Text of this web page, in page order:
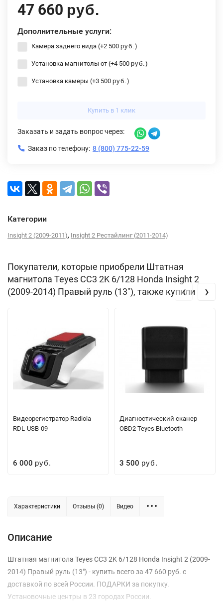
47 660 руб.
Дополнительные услуги:
Камера заднего вида (+2 500 руб. )
Установка магнитолы от (+4 500 руб. )
Установка камеры (+3 500 руб. )
Купить в 1 клик
Заказать и задать вопрос через:
Заказ по телефону: 8 (800) 775-22-59
Категории
Insight 2 (2009-2011), Insight 2 Рестайлинг (2011-2014)
Покупатели, которые приобрели Штатная
магнитола Teyes CC3 2K 6/128 Honda Insight 2
(2009-2014) Правый руль (13"), также купили
Видеорегистратор Radiola
RDL-USB-09
6 000 руб.
Диагностический сканер
OBD2 Teyes Bluetooth
3 500 руб.
‹ ›
Характеристики Отзывы (0) Видео
Описание
Штатная магнитола Teyes CC3 2K 6/128 Honda Insight 2 (2009-
2014) Правый руль (13") - купить всего за 47 660 руб. с
доставкой по всей России. ПОДАРКИ за покупку.
Установочные центры в 23 городах России.